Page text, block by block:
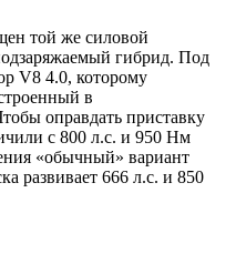
той же силовой
гибрид. Под
V8 4.0, которому
в
оправдать приставку
с 800 л.с. и 950 Нм
«обычный» вариант
развивает 666 л.с. и 850